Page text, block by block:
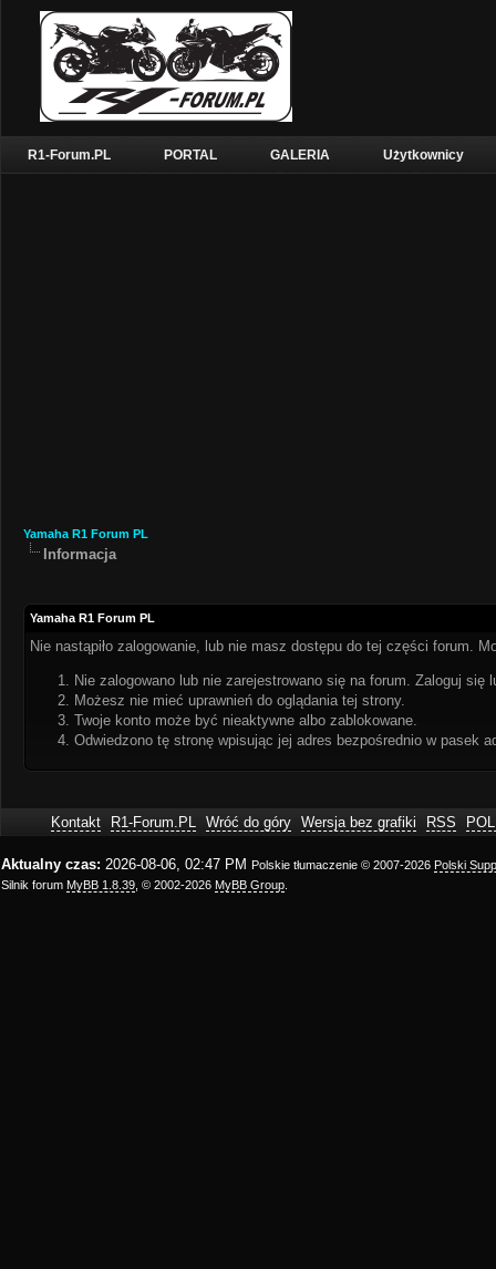
R1-Forum.PL PORTAL GALERIA Użytkownicy
Yamaha R1 Forum PL
Informacja
Yamaha R1 Forum PL
Nie nastąpiło zalogowanie, lub nie masz dostępu do tej części forum.
Nie zalogowano lub nie zarejestrowano się na forum. Zaloguj się
Możesz nie mieć uprawnień do oglądania tej strony.
Twoje konto może być nieaktywne albo zablokowane.
Odwiedzono tę stronę wpisując jej adres bezpośrednio w pasek
Kontakt R1-Forum.PL Wróć do góry Wersja bez grafiki RSS
Aktualny czas: 2026-08-06, 02:47 PM Polskie tłumaczenie © 2007-2026 Polski
Silnik forum MyBB 1.8.39 , © 2002-2026 MyBB Group